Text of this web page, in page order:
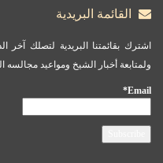
القائمة البريدية
اشترك بقائمتنا البريدية لتصلك آخر
ولمتابعة أخبار الشيخ ومواعيد مجالسه
Email*